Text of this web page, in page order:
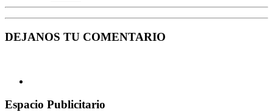
DEJANOS TU COMENTARIO
Espacio Publicitario